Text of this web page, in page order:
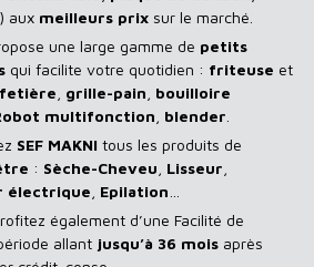
) aux meilleurs prix sur le marché.
une large gamme de petits
qui facilite votre quotidien : friteuse et
grille-pain bouilloire
multifonction blender
SEF MAKNI tous les produits de
: Sèche-Cheveu Lisseur
électrique Epilation
également d’une Facilité de
allant jusqu’à 36 mois après